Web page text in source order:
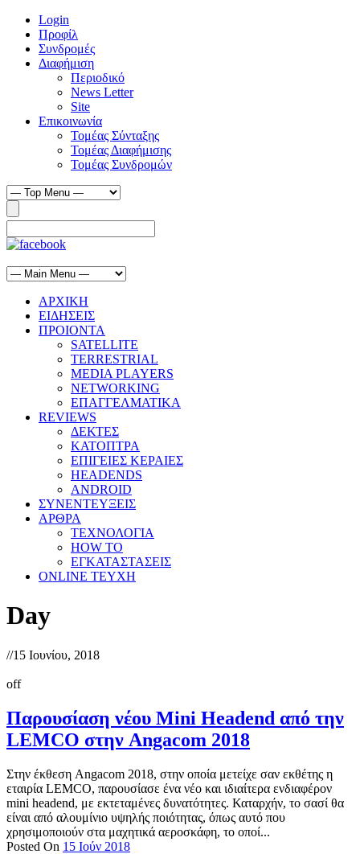
Login
Προφίλ
Συνδρομές
Διαφήμιση
Περιοδικό
News Letter
Site
Επικοινωνία
Τομέας Σύνταξης
Τομέας Διαφήμισης
Τομέας Συνδρομών
ΑΡΧΙΚΗ
ΕΙΔΗΣΕΙΣ
ΠΡΟΙΟΝΤΑ
SATELLITE
TERRESTRIAL
MEDIA PLAYERS
NETWORKING
ΕΠΑΓΓΕΛΜΑΤΙΚΑ
REVIEWS
ΔΕΚΤΕΣ
ΚΑΤΟΠΤΡΑ
ΕΠΙΓΕΙΕΣ ΚΕΡΑΙΕΣ
HEADENDS
ANDROID
ΣΥΝΕΝΤΕΥΞΕΙΣ
ΑΡΘΡΑ
ΤΕΧΝΟΛΟΓΙΑ
HOW TO
ΕΓΚΑΤΑΣΤΑΣΕΙΣ
ONLINE TEYXH
Day
//15 Ιουνίου, 2018
off
Παρουσίαση νέου Mini Headend από την
LEMCO στην Angacom 2018
Στην έκθεση Angacom 2018, στην οποία μετείχε σαν εκθέτης η
εταιρία LEMCO, παρουσίασε ένα νέο και ιδιαίτερα ενδιαφέρον
mini headend, με εκτεταμένες δυνατότητες. Καταρχήν, το σασί θα
είναι από αλουμίνιο υψηλής ποιότητας, όπως αυτό που
χρησιμοποιούν στα μαχητικά αεροσκάφη, το οποί...
Posted On 15 Ιούν 2018